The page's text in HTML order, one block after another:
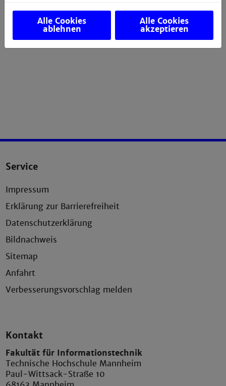
auch auf Tätigkeiten im Qualitätsmanagement und
Regulatory Affairs vor.
Service
Impressum
Erklärung zur Barrierefreiheit
Datenschutzerklärung
Bildnachweis
Sitemap
Anfahrt
Verbesserungsvorschlag melden
Kontakt
Fakultät für Informationstechnik
Technische Hochschule Mannheim
Paul-Wittsack-Straße 10
Alle Cookies
ablehnen
Alle Cookies
akzeptieren